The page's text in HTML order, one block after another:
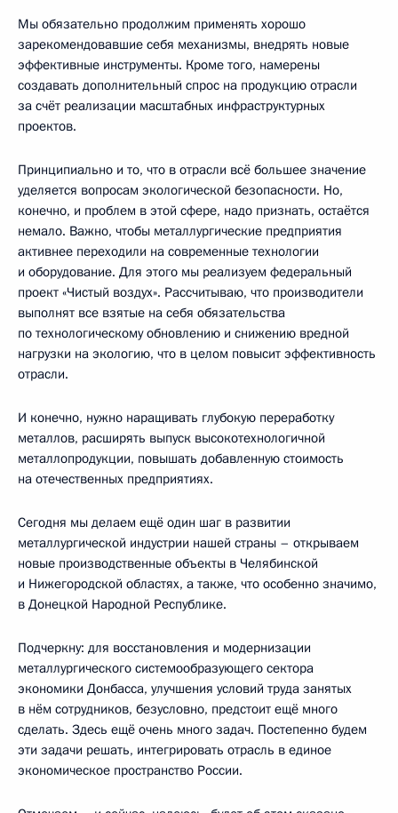
Мы обязательно продолжим применять хорошо
зарекомендовавшие себя механизмы, внедрять новые
эффективные инструменты. Кроме того, намерены
создавать дополнительный спрос на продукцию отрасли
за счёт реализации масштабных инфраструктурных
проектов.
Принципиально и то, что в отрасли всё большее значение
уделяется вопросам экологической безопасности. Но,
конечно, и проблем в этой сфере, надо признать, остаётся
немало. Важно, чтобы металлургические предприятия
активнее переходили на современные технологии
и оборудование. Для этого мы реализуем федеральный
проект «Чистый воздух». Рассчитываю, что производители
выполнят все взятые на себя обязательства
по технологическому обновлению и снижению вредной
нагрузки на экологию, что в целом повысит эффективность
отрасли.
И конечно, нужно наращивать глубокую переработку
металлов, расширять выпуск высокотехнологичной
металлопродукции, повышать добавленную стоимость
на отечественных предприятиях.
Сегодня мы делаем ещё один шаг в развитии
металлургической индустрии нашей страны – открываем
новые производственные объекты в Челябинской
и Нижегородской областях, а также, что особенно значимо,
в Донецкой Народной Республике.
Подчеркну: для восстановления и модернизации
металлургического системообразующего сектора
экономики Донбасса, улучшения условий труда занятых
в нём сотрудников, безусловно, предстоит ещё много
сделать. Здесь ещё очень много задач. Постепенно будем
эти задачи решать, интегрировать отрасль в единое
экономическое пространство России.